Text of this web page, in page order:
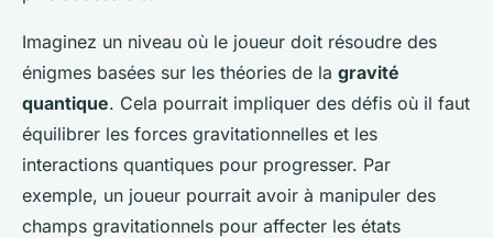
Imaginez un niveau où le joueur doit résoudre des
énigmes basées sur les théories de la gravité
quantique. Cela pourrait impliquer des défis où il faut
équilibrer les forces gravitationnelles et les
interactions quantiques pour progresser. Par
exemple, un joueur pourrait avoir à manipuler des
champs gravitationnels pour affecter les états